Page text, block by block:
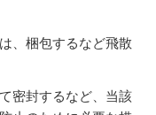
、梱包するなど飛散
密封するなど、当該